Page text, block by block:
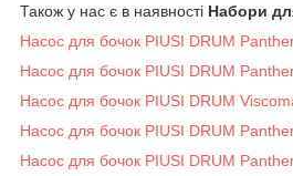
Також у нас є в наявності Набори
Насос для бочок PIUSI DRUM
Насос для бочок PIUSI DRUM
Насос для бочок PIUSI DRUM
Насос для бочок PIUSI DRUM
Насос для бочок PIUSI DRUM